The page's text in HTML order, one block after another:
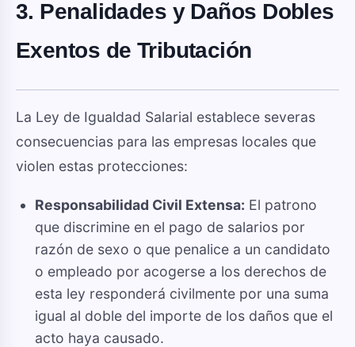
3. Penalidades y Daños Dobles
Exentos de Tributación
La Ley de Igualdad Salarial establece severas
consecuencias para las empresas locales que
violen estas protecciones:
Responsabilidad Civil Extensa: El patrono
que discrimine en el pago de salarios por
razón de sexo o que penalice a un candidato
o empleado por acogerse a los derechos de
esta ley responderá civilmente por una suma
igual al doble del importe de los daños que el
acto haya causado.